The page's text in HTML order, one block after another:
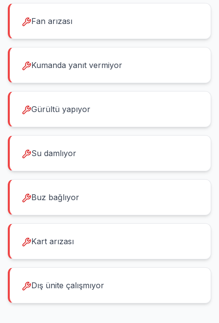
Fan arızası
Kumanda yanıt vermiyor
Gürültü yapıyor
Su damlıyor
Buz bağlıyor
Kart arızası
Dış ünite çalışmıyor